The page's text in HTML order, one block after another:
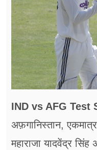
जॉब्स
शिक्षा
अन्य खबरें
IND vs AFG Test
अफ़गानिस्तान,
महाराजा यादवेंद्र सिंह